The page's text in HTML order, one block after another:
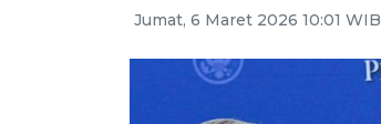
Jumat, 6 Maret 2026 10:01 WIB